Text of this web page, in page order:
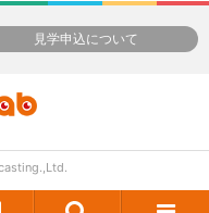
見学申込について